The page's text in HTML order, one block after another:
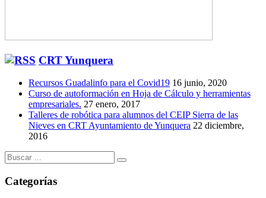
CRT Yunquera
Recursos Guadalinfo para el Covid19 16 junio, 2020
Curso de autoformación en Hoja de Cálculo y herramientas
empresariales. 27 enero, 2017
Talleres de robótica para alumnos del CEIP Sierra de las
Nieves en CRT Ayuntamiento de Yunquera 22 diciembre,
2016
Buscar:
Categorías